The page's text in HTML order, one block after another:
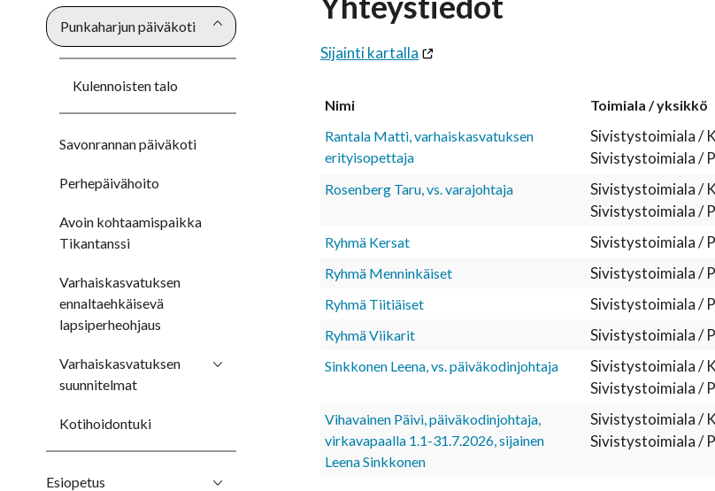
Punkaharjun päiväkoti
Kulennoisten talo
Savonrannan päiväkoti
Perhepäivähoito
Avoin kohtaamispaikka
Tikantanssi
Varhaiskasvatuksen
ennaltaehkäisevä
lapsiperheohjaus
Varhaiskasvatuksen
suunnitelmat
Kotihoidontuki
Esiopetus
Sijainti kartalla
Nimi
Toimiala / yksikkö
Rantala Matti, varhaiskasvatuksen
erityisopettaja
Sivistystoimiala /
Sivistystoimiala /
Rosenberg Taru, vs. varajohtaja
Sivistystoimiala /
Sivistystoimiala /
Ryhmä Kersat Sivistystoimiala /
Ryhmä Menninkäiset Sivistystoimiala /
Ryhmä Tiitiäiset Sivistystoimiala /
Ryhmä Viikarit Sivistystoimiala /
Sinkkonen Leena, vs. päiväkodinjohtaja
Sivistystoimiala /
Sivistystoimiala /
Vihavainen Päivi, päiväkodinjohtaja,
virkavapaalla 1.1-31.7.2026, sijainen
Leena Sinkkonen
Sivistystoimiala /
Sivistystoimiala /